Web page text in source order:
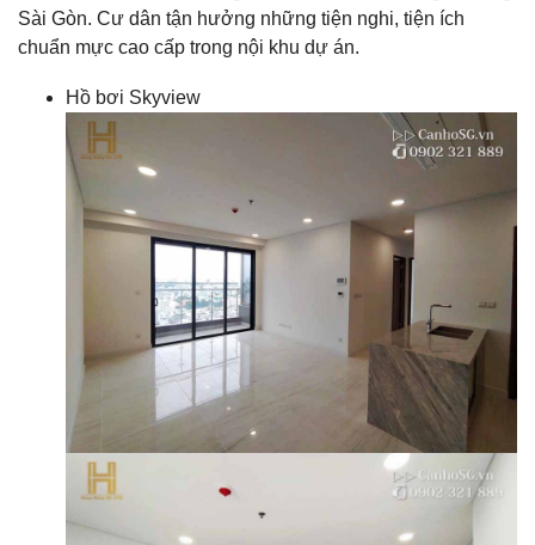
Sài Gòn. Cư dân tận hưởng những tiện nghi, tiện ích
chuẩn mực cao cấp trong nội khu dự án.
Hồ bơi Skyview